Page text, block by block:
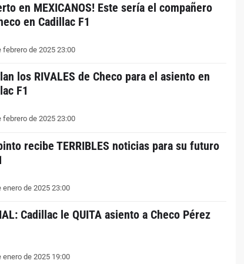
en MEXICANOS! Este sería el compañero
en Cadillac F1
febrero de 2025 23:00
los RIVALES de Checo para el asiento en
F1
febrero de 2025 23:00
recibe TERRIBLES noticias para su futuro
enero de 2025 23:00
Cadillac le QUITA asiento a Checo Pérez
enero de 2025 19:00